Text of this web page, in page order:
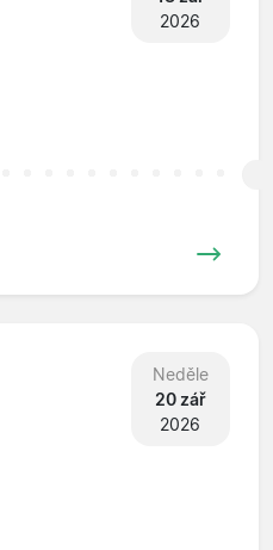
2026
Neděle
20 zář
2026